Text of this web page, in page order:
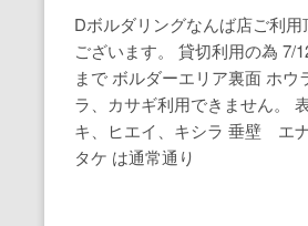
Dボルダリングなんば店ご利用
ございます。 貸切利用の為
まで ボルダーエリア裏面 ホウ
ラ、カサギ利用できません。
キ、ヒエイ、キシラ 垂壁 エ
タケ は通常通り